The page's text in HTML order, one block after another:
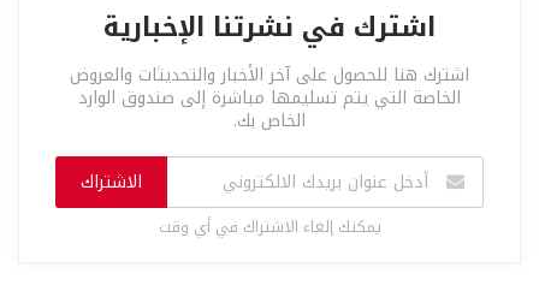
اشترك في نشرتنا الإخبارية
اشترك هنا للحصول على آخر الأخبار والتحديثات والعروض
الخاصة التي يتم تسليمها مباشرة إلى صندوق الوارد
الخاص بك.
الاشتراك
يمكنك إلغاء الاشتراك في أي وقت